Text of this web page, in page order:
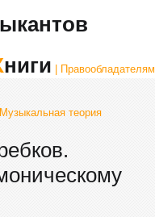
Книги | Правообладателям
Музыкальная теория